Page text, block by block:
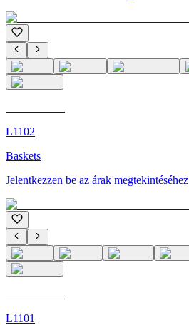
L1102
Baskets
Jelentkezzen be az árak megtekintéséhez
L1101